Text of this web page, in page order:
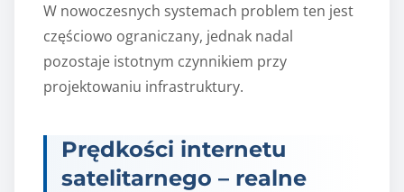
W nowoczesnych systemach problem ten jest
częściowo ograniczany, jednak nadal
pozostaje istotnym czynnikiem przy
projektowaniu infrastruktury.
Prędkości internetu
satelitarnego – realne